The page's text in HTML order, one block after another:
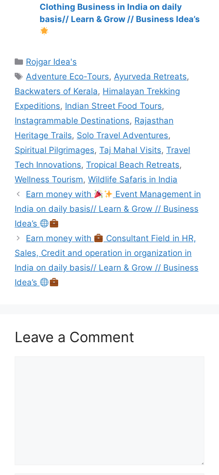
Clothing Business in India on daily
basis// Learn & Grow // Business Idea’s
Categories
Rojgar Idea's
Tags
Adventure Eco-Tours, Ayurveda Retreats,
Backwaters of Kerala, Himalayan Trekking
Expeditions, Indian Street Food Tours,
Instagrammable Destinations, Rajasthan
Heritage Trails, Solo Travel Adventures,
Spiritual Pilgrimages, Taj Mahal Visits, Travel
Tech Innovations, Tropical Beach Retreats,
Wellness Tourism, Wildlife Safaris in India
Earn money with
Event Management in
India on daily basis// Learn & Grow // Business
Idea’s
Earn money with
Consultant Field in HR,
Sales, Credit and operation in organization in
India on daily basis// Learn & Grow // Business
Idea’s
Leave a Comment